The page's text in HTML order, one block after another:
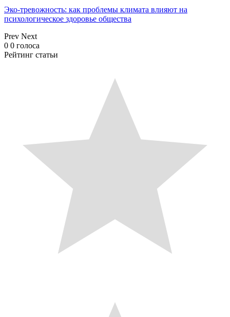
Эко-тревожность: как проблемы климата влияют на
психологическое здоровье общества
Prev Next
0 0 голоса
Рейтинг статьи